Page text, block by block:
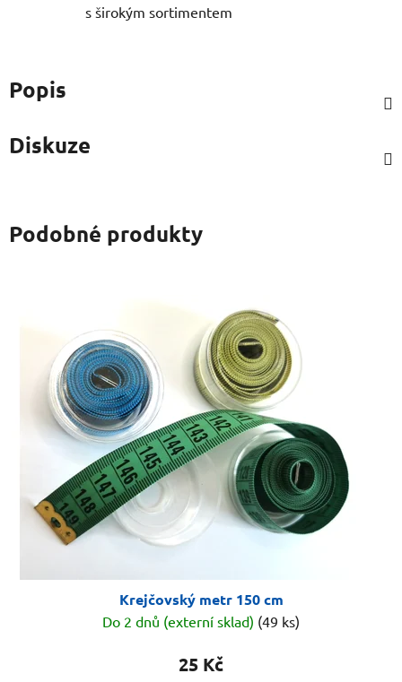
s širokým sortimentem
Popis
Diskuze
Podobné produkty
Krejčovský metr 150 cm
Do 2 dnů (externí sklad) (49 ks)
25 Kč